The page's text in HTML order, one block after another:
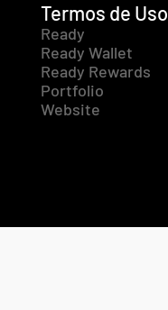
Termos de Uso
Ready
Ready Wallet
Ready Rewards
Portfolio
Website